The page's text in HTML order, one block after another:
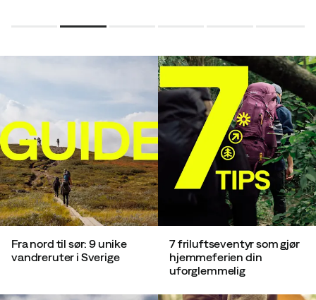
Fra nord til sør: 9 unike
vandreruter i Sverige
7 friluftseventyr som gjør
hjemmeferien din
uforglemmelig